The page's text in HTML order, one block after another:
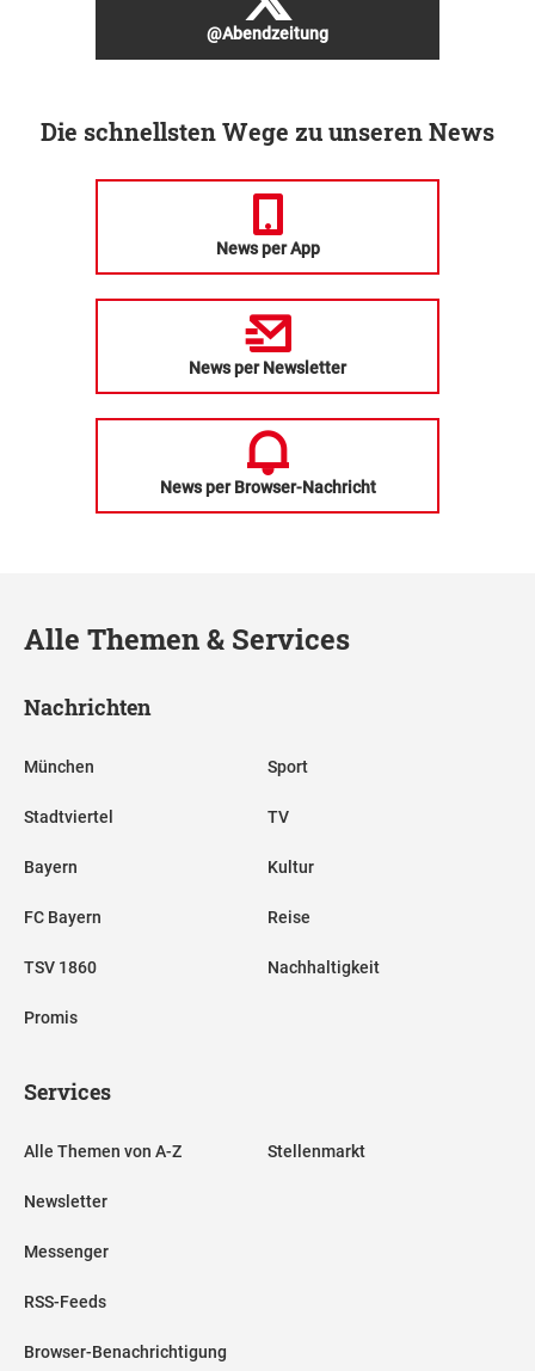
@Abendzeitung
Die schnellsten Wege zu unseren News
News per App
News per Newsletter
News per Browser-Nachricht
Alle Themen & Services
Nachrichten
München
Stadtviertel
Bayern
FC Bayern
TSV 1860
Promis
Sport
TV
Kultur
Reise
Nachhaltigkeit
Services
Alle Themen von A-Z
Newsletter
Messenger
RSS-Feeds
Browser-Benachrichtigung
Stellenmarkt